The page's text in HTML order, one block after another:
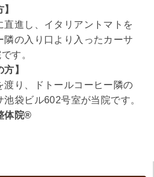
直進し、イタリアントマトを
の入り口より入ったカーサ
す。
】
渡り、ドトールコーヒー隣の
袋ビル602号室が当院です。
体院®